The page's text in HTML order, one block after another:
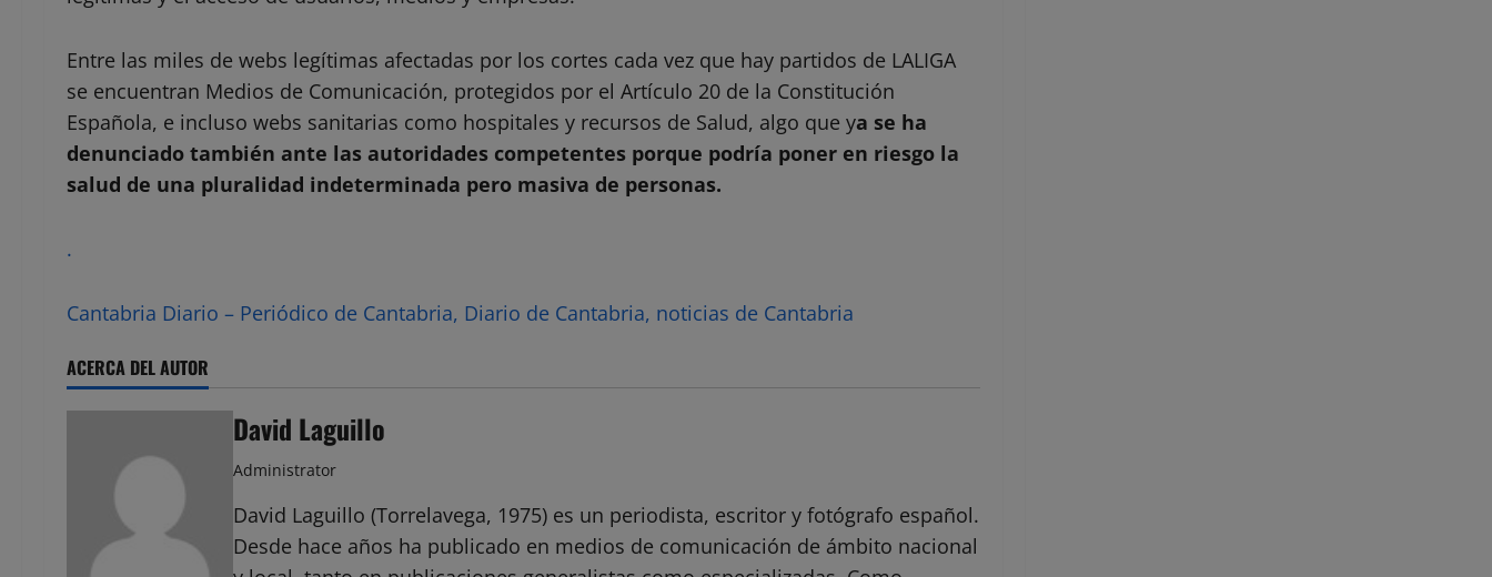
Entre las miles de webs legítimas afectadas por los cortes cada vez que hay partidos de LALIGA
se encuentran Medios de Comunicación, protegidos por el Artículo 20 de la Constitución
Española, e incluso webs sanitarias como hospitales y recursos de Salud, algo que ya se ha
denunciado también ante las autoridades competentes porque podría poner en riesgo la
salud de una pluralidad indeterminada pero masiva de personas.
.
Cantabria Diario – Periódico de Cantabria, Diario de Cantabria, noticias de Cantabria
ACERCA DEL AUTOR
David Laguillo
Administrator
David Laguillo (Torrelavega, 1975) es un periodista, escritor y fotógrafo español.
Desde hace años ha publicado en medios de comunicación de ámbito nacional